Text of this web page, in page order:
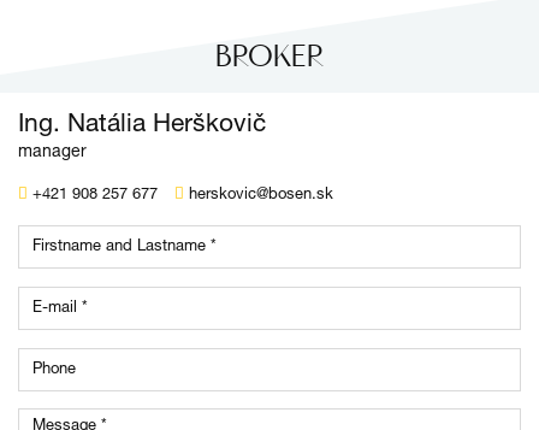
BROKER
Ing. Natália Herškovič
manager
+421 908 257 677 herskovic@bosen.sk